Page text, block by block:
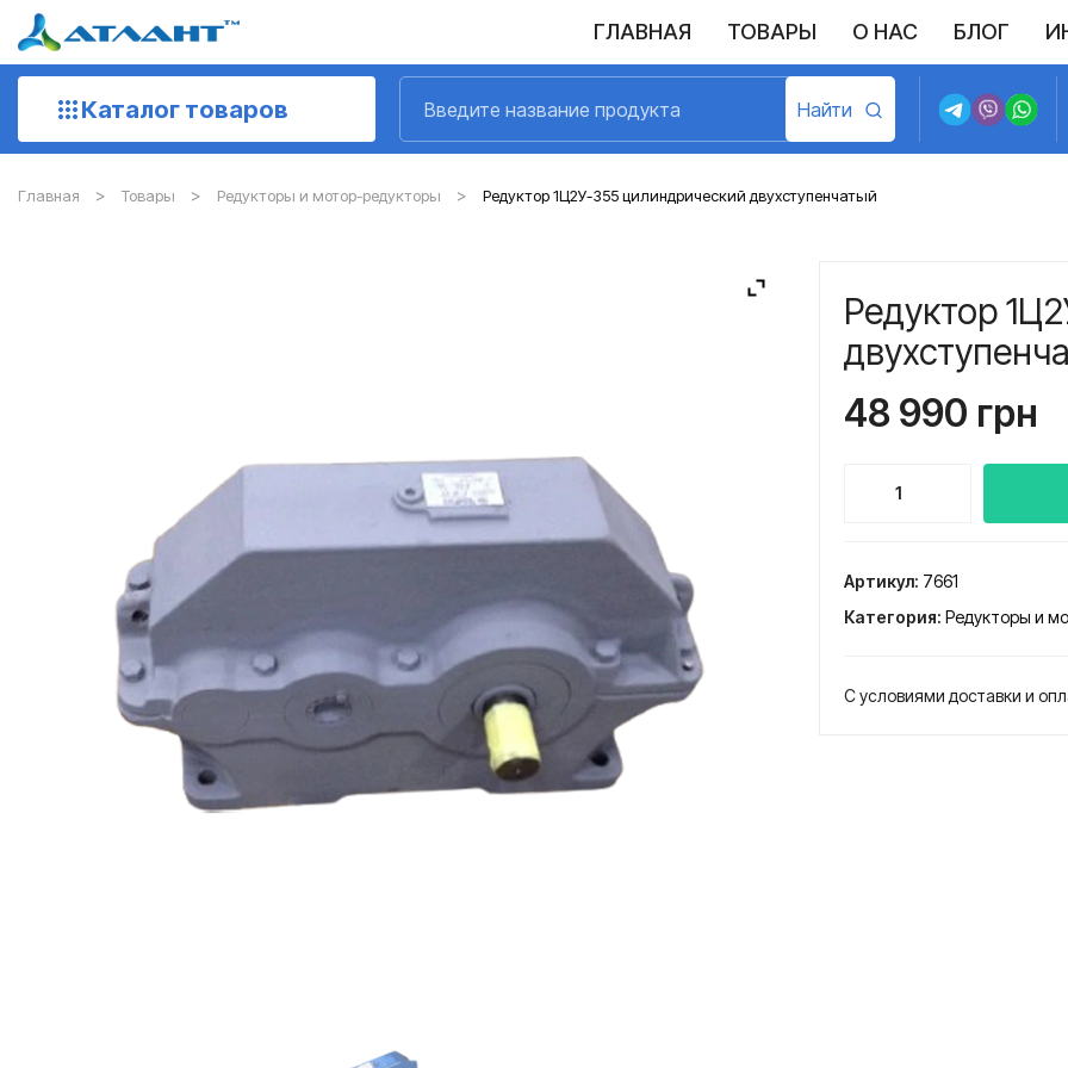
ГЛАВНАЯ ТОВАРЫ О НАС БЛОГ
Каталог товаров
Главная Товары Редукторы и мотор-редукторы Редуктор 1Ц2У-355 цилиндрический двухступенчатый
Редуктор
48 990 грн
двухступенчатый
Артикул: 7661
Категория: Редукторы и
С условиями доставки и